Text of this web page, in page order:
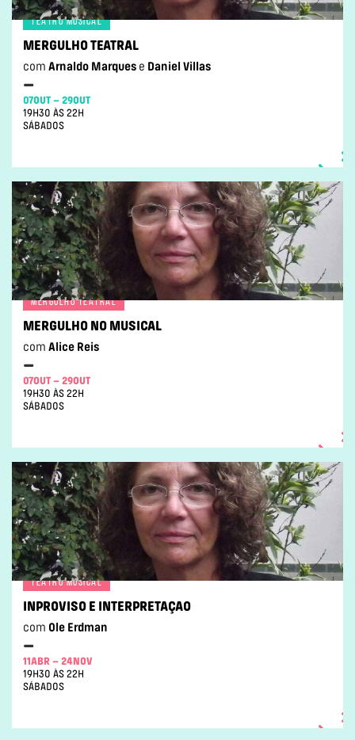
TEATRO MUSICAL
MERGULHO TEATRAL
com Arnaldo Marques e Daniel Villas
–
07OUT – 29OUT
19H30 ÀS 22H
SÁBADOS
MERGULHO TEATRAL
MERGULHO NO MUSICAL
com Alice Reis
–
07OUT – 29OUT
19H30 ÀS 22H
SÁBADOS
TEATRO MUSICAL
INPROVISO E INTERPRETAÇAO
com Ole Erdman
–
11ABR – 24NOV
19H30 ÀS 22H
SÁBADOS